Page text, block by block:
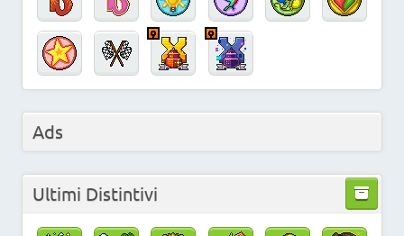
Ads
Ultimi Distintivi